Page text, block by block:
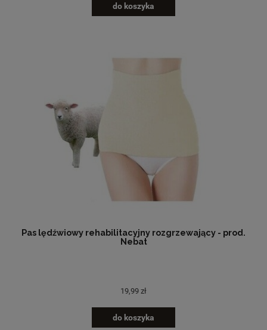
do koszyka
Pas lędźwiowy rehabilitacyjny rozgrzewający - prod.
Nebat
19,99 zł
do koszyka